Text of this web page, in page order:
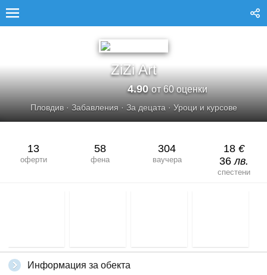
ZiZi Art
4.90от 60 оценки
Пловдив· Забавления· За децата· Уроци и курсове
13
оферти
58
фена
304
ваучера
18 €
36лв.
спестени
Информация за обекта